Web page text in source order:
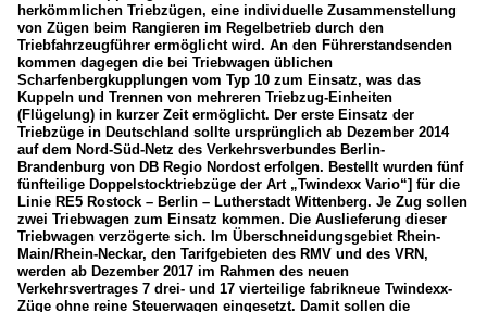
herkömmlichen Triebzügen, eine individuelle Zusammenstellung
von Zügen beim Rangieren im Regelbetrieb durch den
Triebfahrzeugführer ermöglicht wird. An den Führerstandsenden
kommen dagegen die bei Triebwagen üblichen
Scharfenbergkupplungen vom Typ 10 zum Einsatz, was das
Kuppeln und Trennen von mehreren Triebzug-Einheiten
(Flügelung) in kurzer Zeit ermöglicht. Der erste Einsatz der
Triebzüge in Deutschland sollte ursprünglich ab Dezember 2014
auf dem Nord-Süd-Netz des Verkehrsverbundes Berlin-
Brandenburg von DB Regio Nordost erfolgen. Bestellt wurden fünf
fünfteilige Doppelstocktriebzüge der Art „Twindexx Vario“] für die
Linie RE5 Rostock – Berlin – Lutherstadt Wittenberg. Je Zug sollen
zwei Triebwagen zum Einsatz kommen. Die Auslieferung dieser
Triebwagen verzögerte sich. Im Überschneidungsgebiet Rhein-
Main/Rhein-Neckar, den Tarifgebieten des RMV und des VRN,
werden ab Dezember 2017 im Rahmen des neuen
Verkehrsvertrages 7 drei- und 17 vierteilige fabrikneue Twindexx-
Züge ohne reine Steuerwagen eingesetzt. Damit sollen die